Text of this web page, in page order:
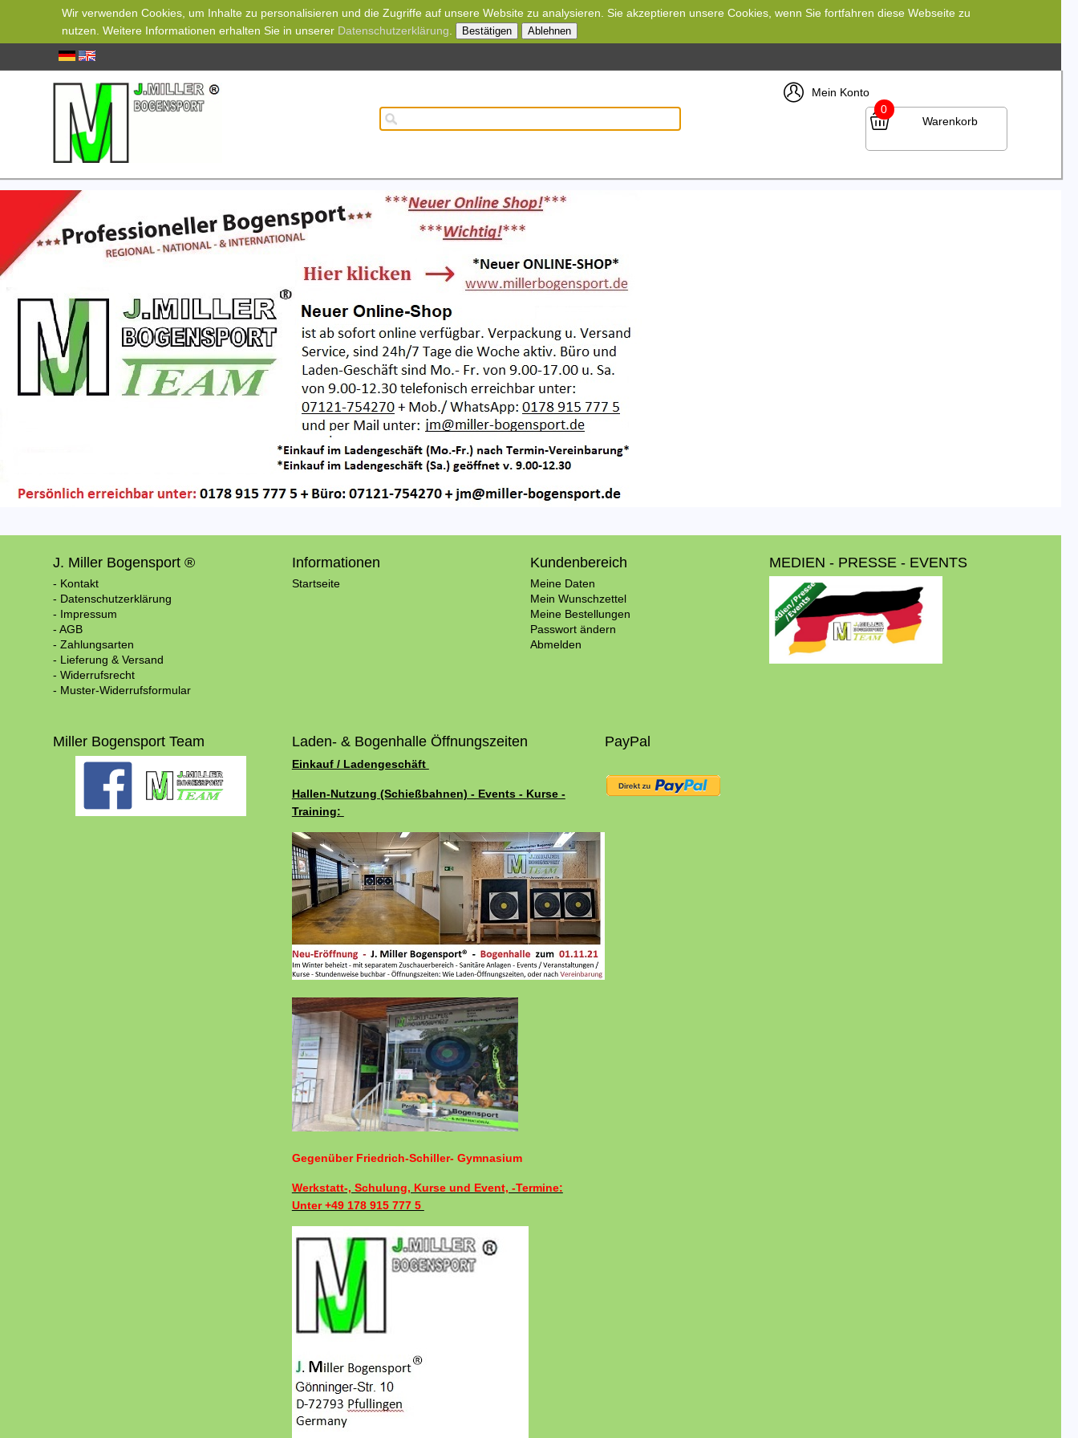
Wir verwenden Cookies, um Inhalte zu personalisieren und die Zugriffe auf unsere Website zu analysieren. Sie akzeptieren unsere Cookies, wenn Sie fortfahren diese Webseite zu
nutzen. Weitere Informationen erhalten Sie in unserer Datenschutzerklärung Bestätigen Ablehnen
Mein Konto
0
Warenkorb
J. Miller Bogensport ®
- Kontakt
- Datenschutzerklärung
- Impressum
- AGB
- Zahlungsarten
- Lieferung & Versand
- Widerrufsrecht
- Muster-Widerrufsformular
Informationen
Startseite
Kundenbereich
Meine Daten
Mein Wunschzettel
Meine Bestellungen
Passwort ändern
Abmelden
MEDIEN - PRESSE - EVENTS
Miller Bogensport Team Laden- & Bogenhalle Öffnungszeiten
Einkauf / Ladengeschäft
Hallen-Nutzung (Schießbahnen) - Events - Kurse -
Training:
Gegenüber Friedrich-Schiller- Gymnasium
Werkstatt-, Schulung, Kurse und Event, -Termine:
Unter +49 178 915 777 5
PayPal